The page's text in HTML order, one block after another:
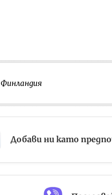
Финландия
Добави ни като